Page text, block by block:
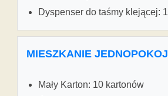
Dyspenser do taśmy klejącej:
MIESZKANIE
Mały Karton: 10 kartonów